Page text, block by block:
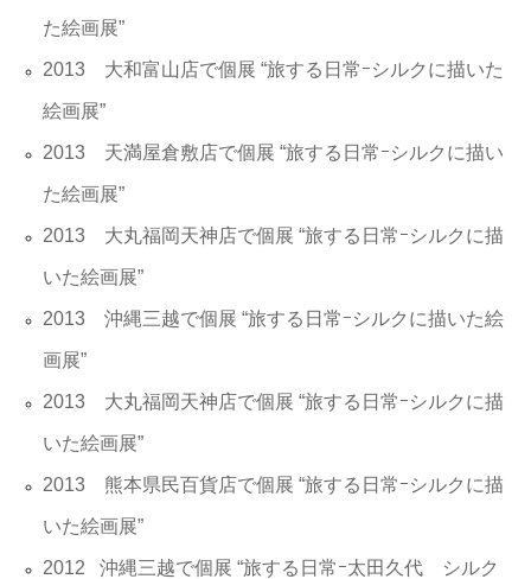
た絵画展”
2013 大和富山店で個展 “旅する日常ｰシルクに描いた
絵画展”
2013 天満屋倉敷店で個展 “旅する日常ｰシルクに描い
た絵画展”
2013 大丸福岡天神店で個展 “旅する日常ｰシルクに描
いた絵画展”
2013 沖縄三越で個展 “旅する日常ｰシルクに描いた絵
画展”
2013 大丸福岡天神店で個展 “旅する日常ｰシルクに描
いた絵画展”
2013 熊本県民百貨店で個展 “旅する日常ｰシルクに描
いた絵画展”
2012 沖縄三越で個展 “旅する日常ｰ太田久代 シルク